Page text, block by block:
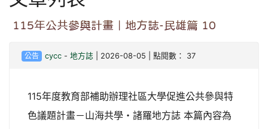
115年公共參與計畫｜地方誌-民雄篇 10
公告 cycc- 地方誌 | 2026-08-05 | 點閱數： 37
115年度教育部補助辦理社區大學促進公共參與特
色議題計畫－山海共學・諸羅地方誌 本篇內容為